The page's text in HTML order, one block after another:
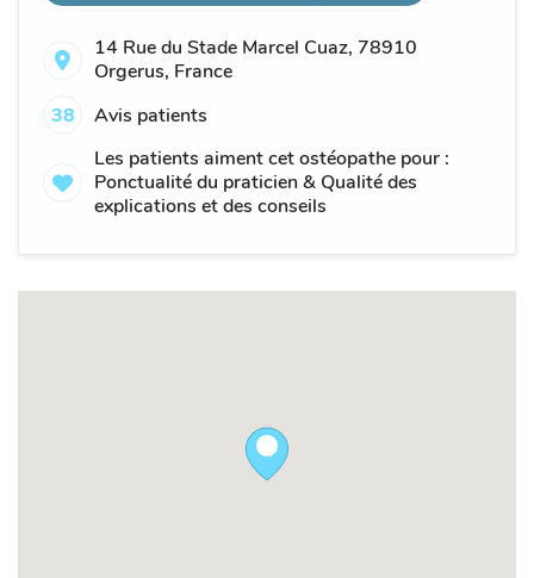
14 Rue du Stade Marcel Cuaz, 78910
Orgerus, France
38
Avis patients
Les patients aiment cet ostéopathe pour :
Ponctualité du praticien & Qualité des
explications et des conseils